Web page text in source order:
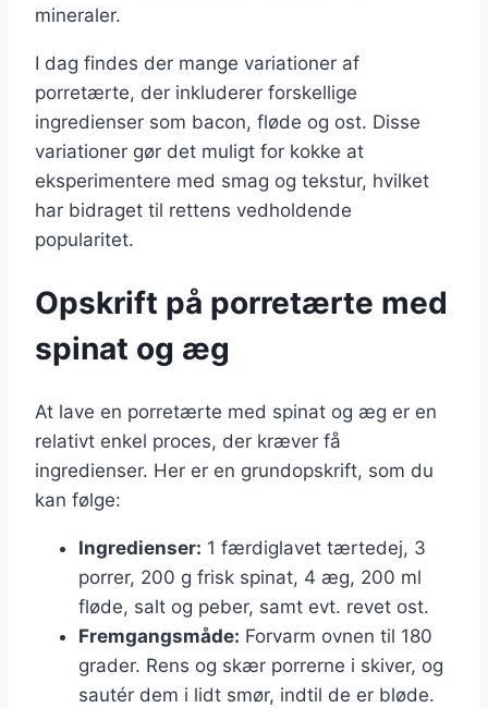
mineraler.
I dag findes der mange variationer af
porretærte, der inkluderer forskellige
ingredienser som bacon, fløde og ost. Disse
variationer gør det muligt for kokke at
eksperimentere med smag og tekstur, hvilket
har bidraget til rettens vedholdende
popularitet.
Opskrift på porretærte med
spinat og æg
At lave en porretærte med spinat og æg er en
relativt enkel proces, der kræver få
ingredienser. Her er en grundopskrift, som du
kan følge:
Ingredienser: 1 færdiglavet tærtedej, 3
porrer, 200 g frisk spinat, 4 æg, 200 ml
fløde, salt og peber, samt evt. revet ost.
Fremgangsmåde: Forvarm ovnen til 180
grader. Rens og skær porrerne i skiver, og
sautér dem i lidt smør, indtil de er bløde.